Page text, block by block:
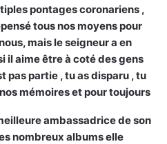
pontages coronariens ,
tous nos moyens pour
mais le seigneur a en
il aime être à coté des gens
pas partie , tu as disparu , tu
mémoires et pour toujours
ambassadrice de son
nombreux albums elle